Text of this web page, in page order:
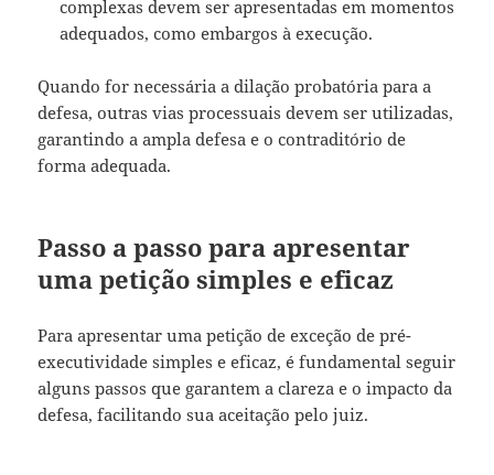
complexas devem ser apresentadas em momentos
adequados, como embargos à execução.
Quando for necessária a dilação probatória para a
defesa, outras vias processuais devem ser utilizadas,
garantindo a ampla defesa e o contraditório de
forma adequada.
Passo a passo para apresentar
uma petição simples e eficaz
Para apresentar uma petição de exceção de pré-
executividade simples e eficaz, é fundamental seguir
alguns passos que garantem a clareza e o impacto da
defesa, facilitando sua aceitação pelo juiz.